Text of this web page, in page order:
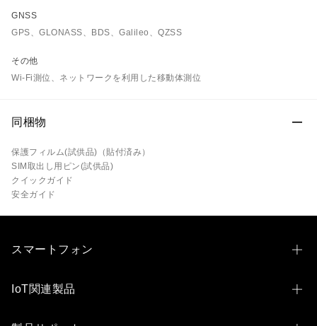
GNSS
GPS、GLONASS、BDS、Galileo、QZSS
その他
Wi-Fi測位、ネットワークを利用した移動体測位
同梱物
保護フィルム(試供品)（貼付済み）
SIM取出し用ピン(試供品)
クイックガイド
安全ガイド
スマートフォン
OPPO Find N6
IoT関連製品
OPPO Pad 3 Matte Display Edition